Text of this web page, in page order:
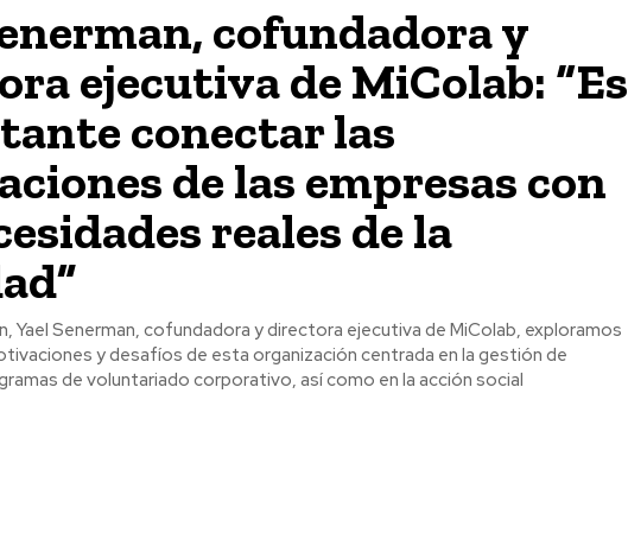
cofundadora y
ejecutiva de MiColab: “Es
conectar las
de las empresas con
reales de la
Yael Senerman, cofundadora y directora ejecutiva de MiColab, exploramos
y desafíos de esta organización centrada en la gestión de
de voluntariado corporativo, así como en la acción social